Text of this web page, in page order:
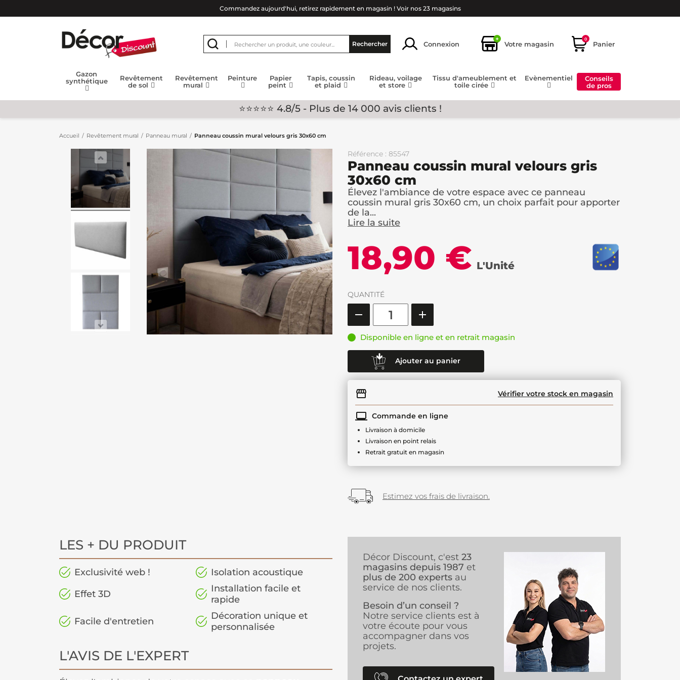
Commandez aujourd'hui, retirez rapidement en magasin ! Voir nos 23 magasins
Rechercher Connexion
+
Votre magasin
0
Panier
Gazon
synthétique
Revêtement
de sol
Revêtement
mural
Peinture
Papier
peint
Tapis, coussin
et plaid
Rideau, voilage
et store
Tissu d'ameublement et
toile cirée
Evènementiel
Conseils
de pros
⭐⭐⭐⭐⭐ 4.8/5 - Plus de 14 000 avis clients !
Accueil Revêtement mural Panneau mural Panneau coussin mural velours gris 30x60 cm
Référence : 85547
Panneau coussin mural velours gris
30x60 cm
Élevez l'ambiance de votre espace avec ce panneau
coussin mural gris 30x60 cm, un choix parfait pour apporter
de la...
Lire la suite
18,90 € L'Unité
QUANTITÉ
Disponible en ligne et en retrait magasin
Ajouter au panier
Vérifier votre stock en magasin
Commande en ligne
Livraison à domicile
Livraison en point relais
Retrait gratuit en magasin
Estimez vos frais de livraison.
LES + DU PRODUIT
Exclusivité web !
Isolation acoustique
Effet 3D
Installation facile et
rapide
Facile d'entretien
Décoration unique et
personnalisée
L'AVIS DE L'EXPERT
Décor Discount, c'est 23
magasins depuis 1987 et
plus de 200 experts au
service de nos clients.
Besoin d’un conseil ?
Notre service clients est à
votre écoute pour vous
accompagner dans vos
projets.